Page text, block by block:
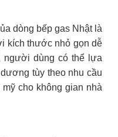
dòng bếp gas Nhật là
kích thước nhỏ gọn dễ
người dùng có thể lựa
tùy theo nhu cầu
cho không gian nhà